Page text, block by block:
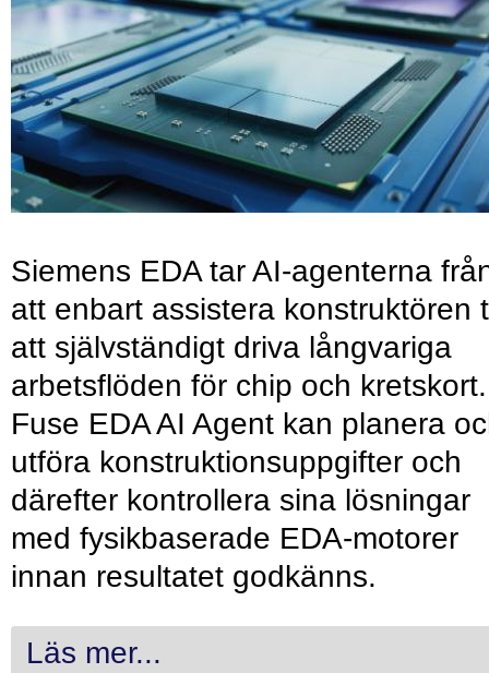
Siemens EDA tar AI-agenterna
att enbart assistera konstruktören
att självständigt driva långvariga
arbetsflöden för chip och kretskort.
Fuse EDA AI Agent kan planera
utföra konstruktionsuppgifter och
därefter kontrollera sina lösningar
med fysikbaserade EDA-motorer
innan resultatet godkänns.
Läs mer...